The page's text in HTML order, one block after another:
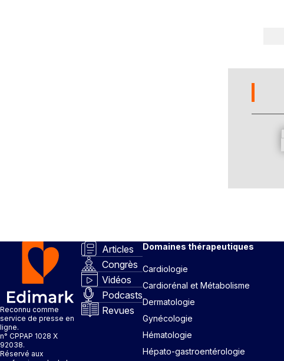
Reconnu comme
service de presse en
ligne.
n° CPPAP 1028 X
92038.
Réservé aux
Articles
Congrès
Vidéos
Podcasts
Revues
Domaines thérapeutiques
Cardiologie
Cardiorénal et Métabolisme
Dermatologie
Gynécologie
Hématologie
Hépato-gastroentérologie